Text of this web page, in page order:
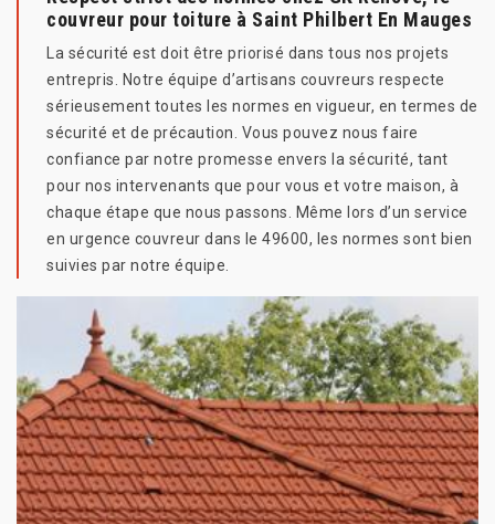
couvreur pour toiture à Saint Philbert En Mauges
La sécurité est doit être priorisé dans tous nos projets
entrepris. Notre équipe d’artisans couvreurs respecte
sérieusement toutes les normes en vigueur, en termes de
sécurité et de précaution. Vous pouvez nous faire
confiance par notre promesse envers la sécurité, tant
pour nos intervenants que pour vous et votre maison, à
chaque étape que nous passons. Même lors d’un service
en urgence couvreur dans le 49600, les normes sont bien
suivies par notre équipe.